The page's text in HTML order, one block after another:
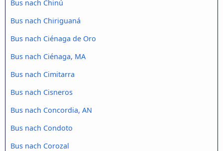
Bus nach Chinú
Bus nach Chiriguaná
Bus nach Ciénaga de Oro
Bus nach Ciénaga, MA
Bus nach Cimitarra
Bus nach Cisneros
Bus nach Concordia, AN
Bus nach Condoto
Bus nach Corozal